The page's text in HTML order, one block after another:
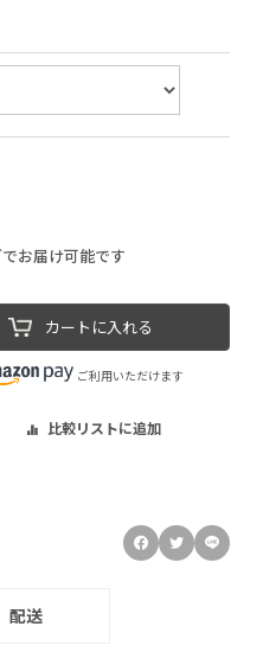
お届け可能です
カートに入れる
ご利用いただけます
比較リストに追加
配送